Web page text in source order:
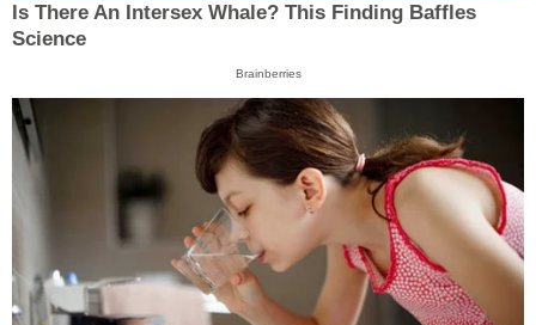
Is There An Intersex Whale? This Finding Baffles
Science
Brainberries